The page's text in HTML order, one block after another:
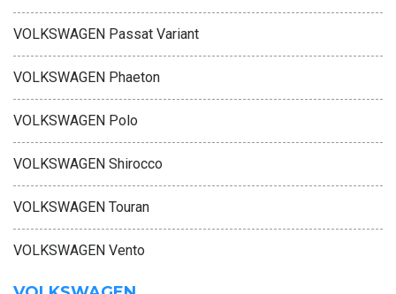
VOLKSWAGEN Passat Variant
VOLKSWAGEN Phaeton
VOLKSWAGEN Polo
VOLKSWAGEN Shirocco
VOLKSWAGEN Touran
VOLKSWAGEN Vento